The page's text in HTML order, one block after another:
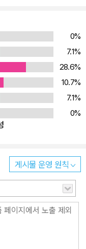
0%
7.1%
28.6%
10.7%
7.1%
0%
게시물 운영 원칙